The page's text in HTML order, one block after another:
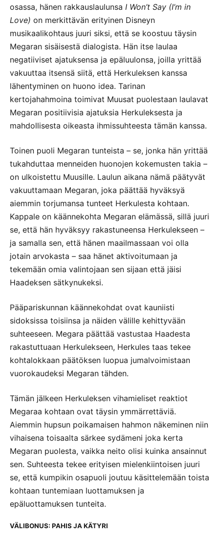
osassa, hänen rakkauslaulunsa I Won’t Say (I’m in
Love) on merkittävän erityinen Disneyn
musikaalikohtaus juuri siksi, että se koostuu täysin
Megaran sisäisestä dialogista. Hän itse laulaa
negatiiviset ajatuksensa ja epäluulonsa, joilla yrittää
vakuuttaa itsensä siitä, että Herkuleksen kanssa
lähentyminen on huono idea. Tarinan
kertojahahmoina toimivat Muusat puolestaan laulavat
Megaran positiivisia ajatuksia Herkuleksesta ja
mahdollisesta oikeasta ihmissuhteesta tämän kanssa.
Toinen puoli Megaran tunteista – se, jonka hän yrittää
tukahduttaa menneiden huonojen kokemusten takia –
on ulkoistettu Muusille. Laulun aikana nämä päätyvät
vakuuttamaan Megaran, joka päättää hyväksyä
aiemmin torjumansa tunteet Herkulesta kohtaan.
Kappale on käännekohta Megaran elämässä, sillä juuri
se, että hän hyväksyy rakastuneensa Herkulekseen –
ja samalla sen, että hänen maailmassaan voi olla
jotain arvokasta – saa hänet aktivoitumaan ja
tekemään omia valintojaan sen sijaan että jäisi
Haadeksen sätkynukeksi.
Pääpariskunnan käännekohdat ovat kauniisti
sidoksissa toisiinsa ja näiden välille kehittyvään
suhteeseen. Megara päättää vastustaa Haadesta
rakastuttuaan Herkulekseen, Herkules taas tekee
kohtalokkaan päätöksen luopua jumalvoimistaan
vuorokaudeksi Megaran tähden.
Tämän jälkeen Herkuleksen vihamieliset reaktiot
Megaraa kohtaan ovat täysin ymmärrettäviä.
Aiemmin hupsun poikamaisen hahmon näkeminen niin
vihaisena toisaalta särkee sydämeni joka kerta
Megaran puolesta, vaikka neito olisi kuinka ansainnut
sen. Suhteesta tekee erityisen mielenkiintoisen juuri
se, että kumpikin osapuoli joutuu käsittelemään toista
kohtaan tuntemiaan luottamuksen ja
epäluottamuksen tunteita.
VÄLIBONUS: PAHIS JA KÄTYRI